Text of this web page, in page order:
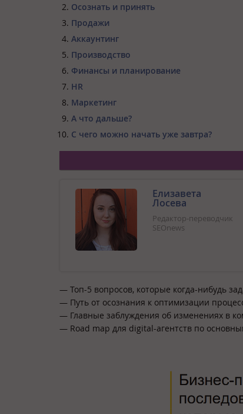
Осознать и принять
Продажи
Аккаунтинг
Производство
Финансы и планирование
HR
Маркетинг
А что дальше?
С чего можно начать уже завтра?
Елизавета
Лосева
Редактор-переводчик
SEOnews
— Топ-5 вопросов, которые когда-нибудь
— Путь от осознания к оптимизации
— Главные заблуждения об изменениях в
— Road map для digital-агентств по